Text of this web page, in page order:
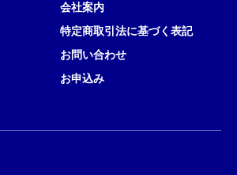
会社案内
特定商取引法に基づく表記
お問い合わせ
お申込み